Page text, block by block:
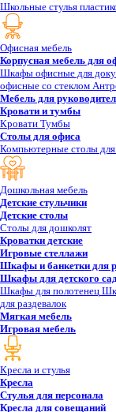
Школьные стулья
Офисная мебель
Корпусная мебель для
Шкафы офисные для
офисные со стеклом
Мебель для
Кровати и тумбы
Кровати Тумбы
Столы для офиса
Компьютерные столы
Дошкольная мебель
Детские стульчики
Детские столы
Столы для дошколят
Кроватки детские
Игровые стеллажи
Шкафы и банкетки для
Шкафы для детского
Шкафы для полотенец
для раздевалок
Мягкая мебель
Игровая мебель
Кресла и стулья
Кресла
Стулья для персонала
Кресла для совещаний